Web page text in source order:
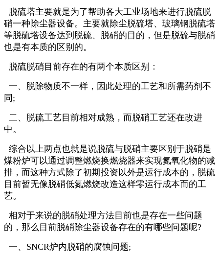
脱硫塔主要就是为了帮助各大工业场地来进行脱硫脱
硝一种除尘器设备。主要就除尘脱硫塔、玻璃钢脱硫塔
等脱硫塔设备达到脱硫、脱硝的目的，但是脱硫与脱硝
也是有本质的区别的。
脱硫脱硝目前存在的有两个本质区别：
一、脱除物质不一样，因此处理的工艺和所需药剂不
同;
二、脱硫工艺目前相对成熟，而脱硝工艺还在改进
中。
综合以上两点也就是说脱硫与脱硝主要区别于脱硝是
煤粉炉可以通过调整燃烧换燃烧器来实现氮氧化物的减
排，而这种方式除了初期投资以外是运行成本的，脱硫
目前暂无像脱硝低氮燃烧改造这样零运行成本而的工
艺。
相对于来说的脱硝处理方法目前也是存在一些问题
的，那么目前脱硝除尘器设备存在的有哪些问题呢?
一、SNCR炉内脱硝的腐蚀问题;